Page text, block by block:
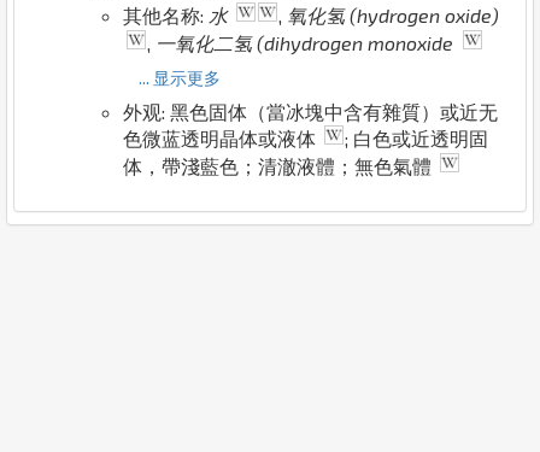
其他名称: 水
氧化氢 (hydrogen oxide)
一氧化二氢 (dihydrogen monoxide
... 显示更多
外观: 黑色固体（當冰塊中含有雜質）或近无
色微蓝透明晶体或液体
; 白色或近透明固
体，帶淺藍色；清澈液體；無色氣體